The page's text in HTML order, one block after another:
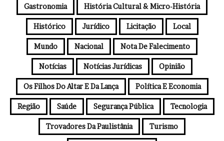
Gastronomia História Cultural & Micro-História
Histórico Jurídico Licitação Local
Mundo Nacional Nota De Falecimento
Notícias Notícias Jurídicas Opinião
Os Filhos Do Altar E Da Lança Política E Economia
Região Saúde Segurança Pública Tecnologia
Trovadores Da Paulistânia Turismo